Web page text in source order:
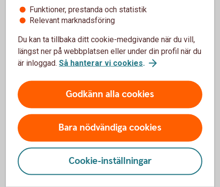
Om du anger uppgifter som inte är sanna eller fullständiga
kan det innebära att riskförsäkringar som är kopplade till
ni att betala premier för något ni inte kan använda fullt ut.
För att se detta innehåll behöver du först
och statistik.
Inställningar för cookies
Funktioner, prestanda och statistik
Relevant marknadsföring
Du kan ta tillbaka ditt cookie-medgivande när du vill,
längst ner på webbplatsen eller under din profil när du
är inloggad. Så hanterar vi cookies.
Godkänn alla cookies
Bara nödvändiga cookies
Cookie-inställningar